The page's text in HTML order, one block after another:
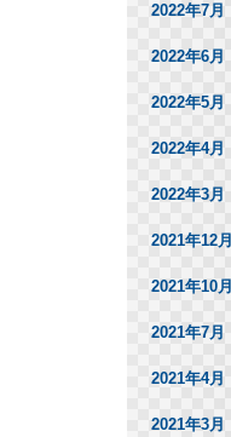
2022年7月
2022年6月
2022年5月
2022年4月
2022年3月
2021年12月
2021年10月
2021年7月
2021年4月
2021年3月